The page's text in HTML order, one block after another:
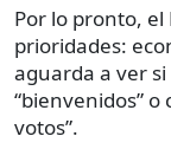
Por lo pronto, el
prioridades:
aguarda a ver
“bienvenidos”
votos”.